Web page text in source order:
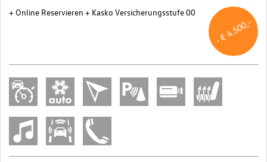
+ Online Reservieren + Kasko Versicherungsstufe 00
- € 4.500,-